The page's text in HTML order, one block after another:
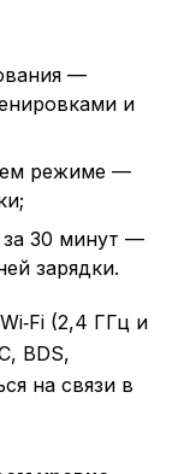
—
и
режиме —
за 30 минут —
зарядки.
(2,4 ГГц и
BDS,
на связи в